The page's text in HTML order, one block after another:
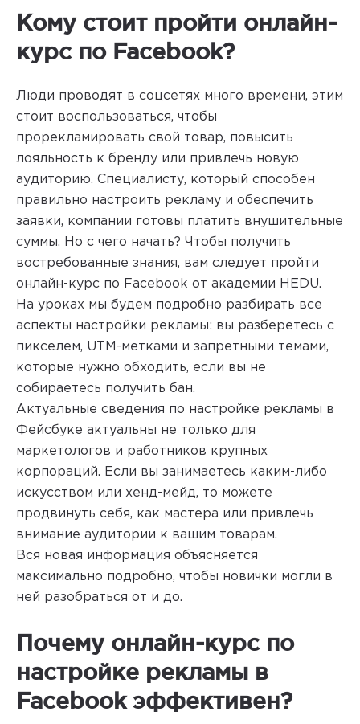
Кому стоит пройти онлайн-
курс по Facebook?
Люди проводят в соцсетях много времени, этим
стоит воспользоваться, чтобы
прорекламировать свой товар, повысить
лояльность к бренду или привлечь новую
аудиторию. Специалисту, который способен
правильно настроить рекламу и обеспечить
заявки, компании готовы платить внушительные
суммы. Но с чего начать? Чтобы получить
востребованные знания, вам следует пройти
онлайн-курс по Facebook от академии HEDU.
На уроках мы будем подробно разбирать все
аспекты настройки рекламы: вы разберетесь с
пикселем, UTM-метками и запретными темами,
которые нужно обходить, если вы не
собираетесь получить бан.
Актуальные сведения по настройке рекламы в
Фейсбуке актуальны не только для
маркетологов и работников крупных
корпораций. Если вы занимаетесь каким-либо
искусством или хенд-мейд, то можете
продвинуть себя, как мастера или привлечь
внимание аудитории к вашим товарам.
Вся новая информация объясняется
максимально подробно, чтобы новички могли в
ней разобраться от и до.
Почему онлайн-курс по
настройке рекламы в
Facebook эффективен?